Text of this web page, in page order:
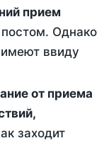
Однако
ввиду
заходит